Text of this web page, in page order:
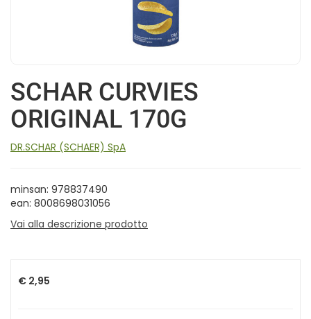
SCHAR CURVIES
ORIGINAL 170G
DR.SCHAR (SCHAER) SpA
minsan: 978837490
ean: 8008698031056
Vai alla descrizione prodotto
Prezzo
€ 2,95